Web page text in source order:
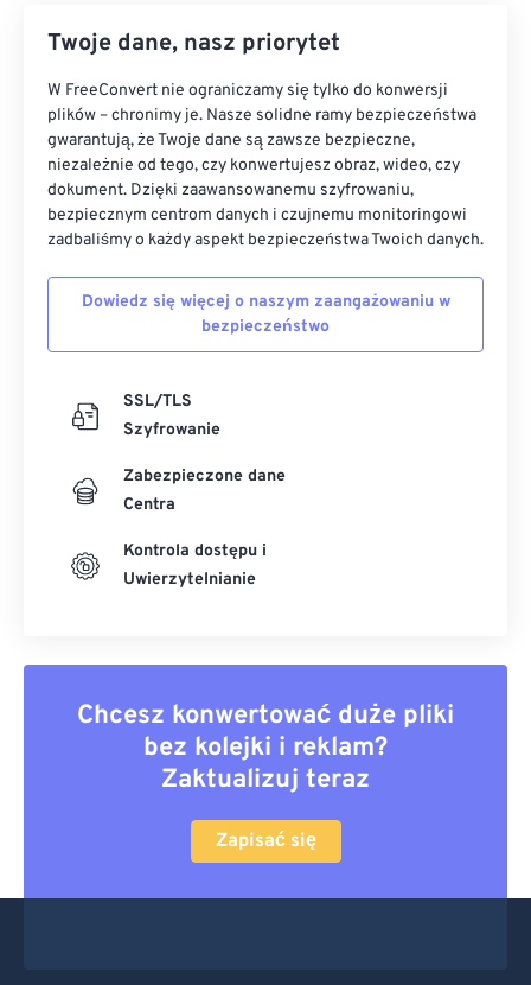
Twoje dane, nasz priorytet
W FreeConvert nie ograniczamy się tylko do konwersji
plików – chronimy je. Nasze solidne ramy bezpieczeństwa
gwarantują, że Twoje dane są zawsze bezpieczne,
niezależnie od tego, czy konwertujesz obraz, wideo, czy
dokument. Dzięki zaawansowanemu szyfrowaniu,
bezpiecznym centrom danych i czujnemu monitoringowi
zadbaliśmy o każdy aspekt bezpieczeństwa Twoich danych.
Dowiedz się więcej o naszym zaangażowaniu w
bezpieczeństwo
SSL/TLS
Szyfrowanie
Zabezpieczone dane
Centra
Kontrola dostępu i
Uwierzytelnianie
Chcesz konwertować duże pliki
bez kolejki i reklam?
Zaktualizuj teraz
Zapisać się